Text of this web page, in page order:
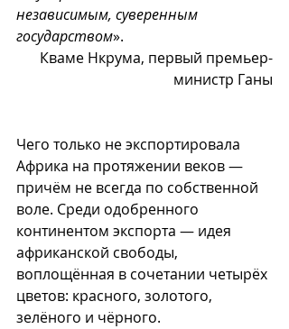
независимым, суверенным
государством».
Кваме Нкрума, первый премьер-
министр Ганы
Чего только не экспортировала
Африка на протяжении веков —
причём не всегда по собственной
воле. Среди одобренного
континентом экспорта — идея
африканской свободы,
воплощённая в сочетании четырёх
цветов: красного, золотого,
зелёного и чёрного.